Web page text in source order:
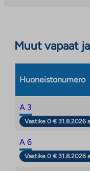
Muut vapaat
Huoneistonumero
A 3
Vastike 0 € 31.8.2026
A 6
Vastike 0 € 31.8.2026